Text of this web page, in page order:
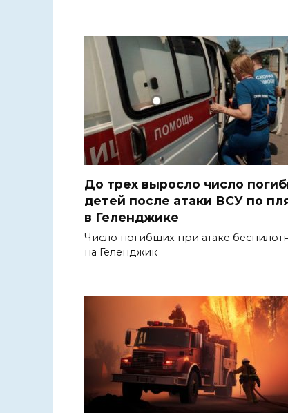
До трех выросло число
детей после атаки ВСУ по
в Геленджике
Число погибших при атаке
на Геленджик